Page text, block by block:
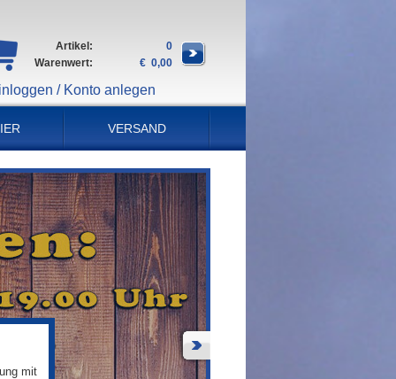
Artikel:
0
Warenwert:
€ 0,00
/ Konto anlegen
VERSAND
mit